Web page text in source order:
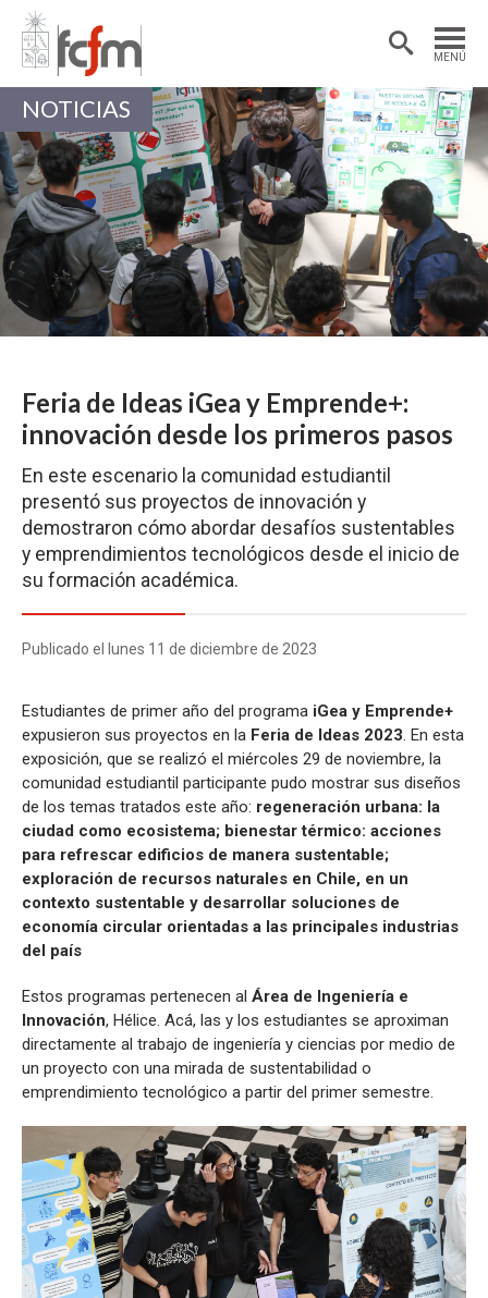
MENÚ
Estudiantes
Académicas/os
NOTICIAS
Feria de Ideas iGea y Emprende+:
innovación desde los primeros pasos
En este escenario la comunidad estudiantil
presentó sus proyectos de innovación y
demostraron cómo abordar desafíos sustentables
y emprendimientos tecnológicos desde el inicio de
su formación académica.
Publicado el lunes 11 de diciembre de 2023
Estudiantes de primer año del programa iGea y Emprende+
expusieron sus proyectos en la Feria de Ideas 2023. En esta
exposición, que se realizó el miércoles 29 de noviembre, la
comunidad estudiantil participante pudo mostrar sus diseños
de los temas tratados este año: regeneración urbana: la
ciudad como ecosistema; bienestar térmico: acciones
para refrescar edificios de manera sustentable;
exploración de recursos naturales en Chile, en un
contexto sustentable y desarrollar soluciones de
economía circular orientadas a las principales industrias
del país
Estos programas pertenecen al Área de Ingeniería e
Innovación, Hélice. Acá, las y los estudiantes se aproximan
directamente al trabajo de ingeniería y ciencias por medio de
un proyecto con una mirada de sustentabilidad o
emprendimiento tecnológico a partir del primer semestre.